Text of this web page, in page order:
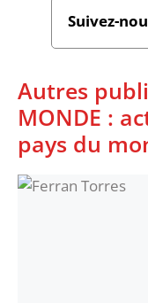
Suivez-
Autres
MONDE :
pays du